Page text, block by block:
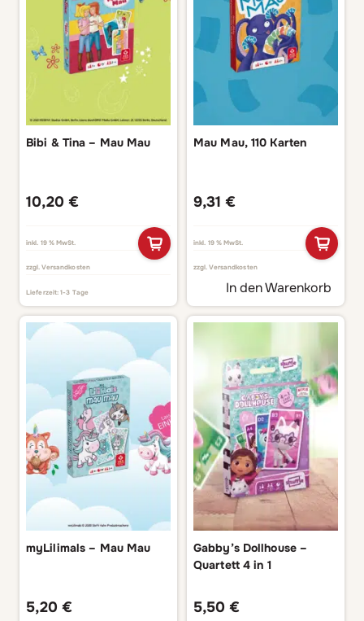
Bibi & Tina – Mau Mau
10,20 €
inkl. 19 % MwSt.
zzgl. Versandkosten
Lieferzeit:1-3 Tage
Mau Mau, 110 Karten
9,31 €
inkl. 19 % MwSt.
zzgl. Versandkosten
In den Warenkorb
myLilimals – Mau Mau
5,20 €
Gabby’s Dollhouse –
Quartett 4 in 1
5,50 €